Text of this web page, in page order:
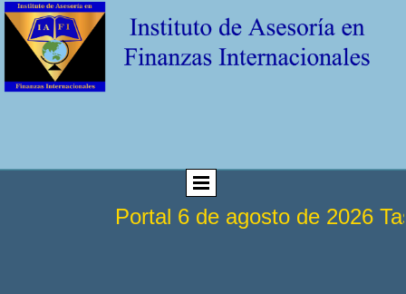
Portal 6 de agosto de 2026